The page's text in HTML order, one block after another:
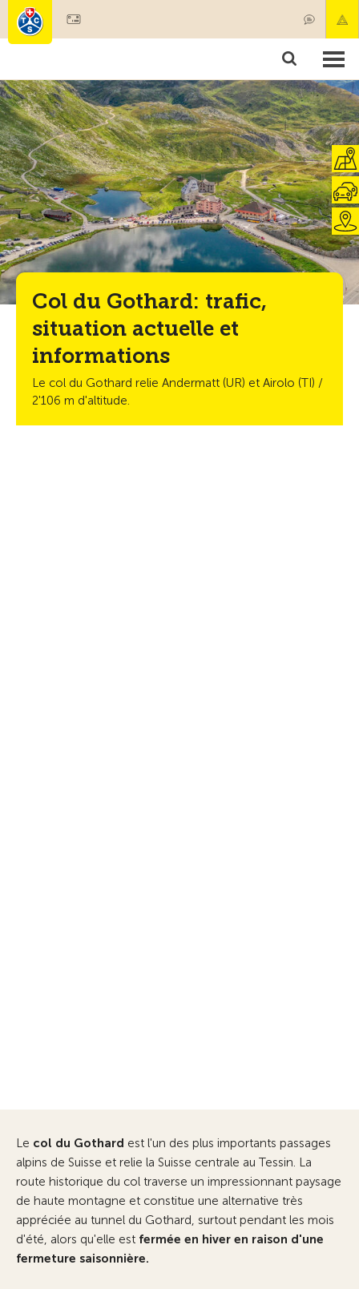
Membres & prestations
Tests, sécurité & santé
Col du Gothard: trafic,
situation actuelle et
informations
Le col du Gothard relie Andermatt (UR) et Airolo (TI) /
2'106 m d'altitude.
Le col du Gothard est l'un des plus importants passages
alpins de Suisse et relie la Suisse centrale au Tessin. La
route historique du col traverse un impressionnant paysage
de haute montagne et constitue une alternative très
appréciée au tunnel du Gothard, surtout pendant les mois
d'été, alors qu'elle est fermée en hiver en raison d'une
fermeture saisonnière.